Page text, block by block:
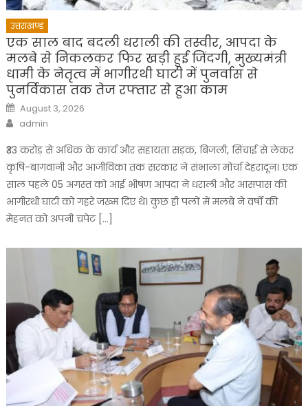
उत्तराखण्ड
एक साल बाद बदली धराली की तस्वीर, आपदा के
मलबे से निकलकर फिर खड़ी हुई जिंदगी, मुख्यमंत्री
धामी के नेतृत्व में भागीरथी घाटी में पुनर्वास से
पुनर्विकास तक तेज रफ्तार से हुआ काम
Posted
on
August 3, 2026
Author
admin
₹33 करोड़ से अधिक के कार्य और सहायता सड़क, बिजली, सिंचाई से लेकर
कृषि-बागवानी और आजीविका तक सरकार ने संभाला मोर्चा देहरादून। एक
साल पहले 05 अगस्त को आई भीषण आपदा ने धराली और आसपास की
भागीरथी घाटी को गहरे जख्म दिए थे। कुछ ही पलों में मलबे ने वर्षों की
मेहनत को अपनी चपेट […]